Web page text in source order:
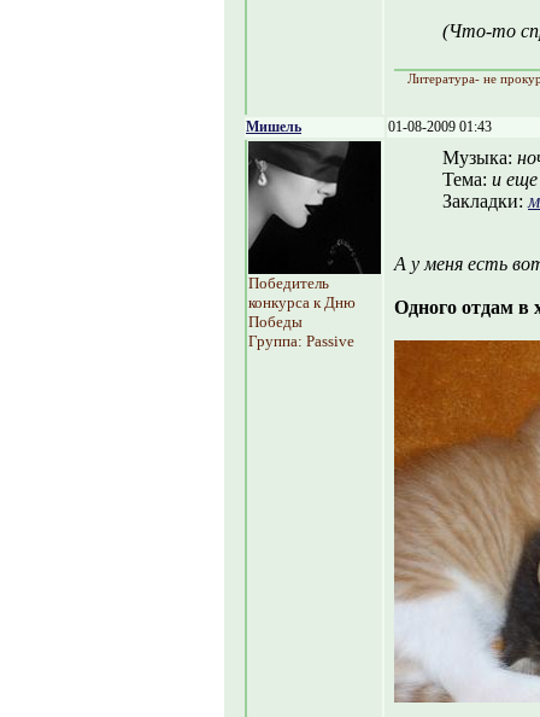
(Что-то
Литература- не
Мишель 01-08-2009 01:43
Победитель
конкурса к Дню
Победы
Группа: Passive
Музыка:
Тема: и еще
Закладки:
А у меня есть
Одного отдам в